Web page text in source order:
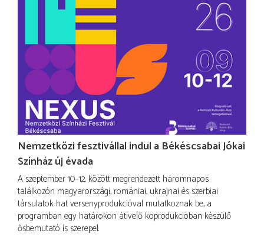
Nemzetközi fesztivállal indul a Békéscsabai Jókai
Színház új évada
A szeptember 10–12. között megrendezett háromnapos
találkozón magyarországi, romániai, ukrajnai és szerbiai
társulatok hat versenyprodukcióval mutatkoznak be, a
programban egy határokon átívelő koprodukcióban készülő
ősbemutató is szerepel.